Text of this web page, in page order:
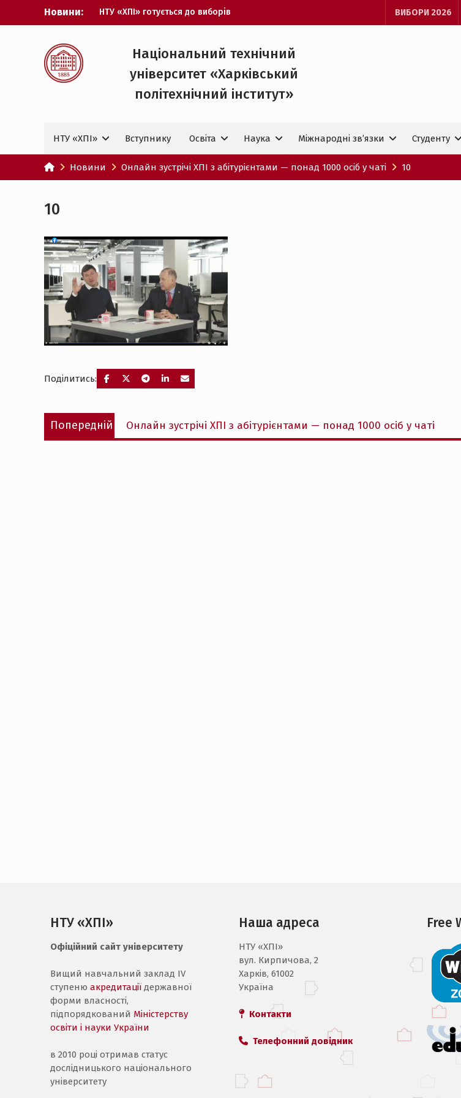
Новини:
НТУ «ХПІ» готується до виборів
ректора
Всеукраїнський фестиваль «Червона
ХПІ уклав угоду про партнерство з
ДержНДІ технологій кібербезпеки
Випускник ХПІ став
У Верховній Раді за участю ХПІ
обговорили перспективи українсько-
іспанського технологічного
партнерства
ВИБОРИ 2026
Національний технічний
університет «Харківський
політехнічний iнститут»
НТУ «ХПІ» Вступнику Освіта Наука Міжнародні зв’язки Студенту
Новини Онлайн зустрічі ХПІ з абітурієнтами — понад 1000 осіб у чаті 10
10
Поділитись:
Навігація
записів
Попередній
Попередній
запис:
Онлайн зустрічі ХПІ з абітурієнтами — понад 1000 осіб у чаті
НТУ «ХПІ»
Офіційний сайт університету
Вищий навчальний заклад IV
ступеню акредитації державної
форми власності,
підпорядкований Міністерству
освіти і науки України
в 2010 році отримав статус
дослідницького національного
університету
Наша адреса
НТУ «ХПI»
вул. Кирпичова, 2
Харків, 61002
Україна
Контакти
Телефонний довідник
Free